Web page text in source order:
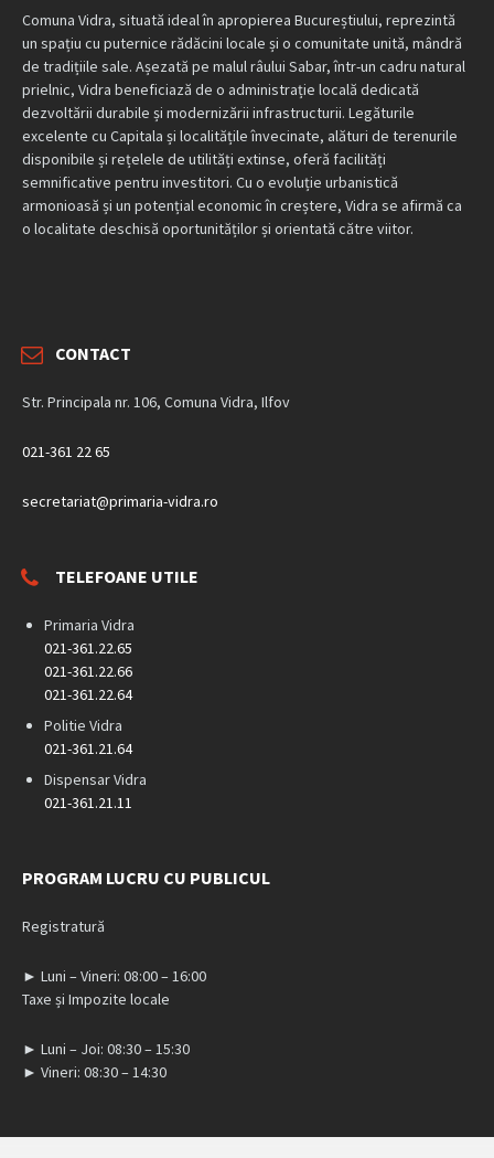
Comuna Vidra, situată ideal în apropierea Bucureștiului, reprezintă
un spațiu cu puternice rădăcini locale și o comunitate unită, mândră
de tradițiile sale. Așezată pe malul râului Sabar, într-un cadru natural
prielnic, Vidra beneficiază de o administrație locală dedicată
dezvoltării durabile și modernizării infrastructurii. Legăturile
excelente cu Capitala și localitățile învecinate, alături de terenurile
disponibile și rețelele de utilități extinse, oferă facilități
semnificative pentru investitori. Cu o evoluție urbanistică
armonioasă și un potențial economic în creștere, Vidra se afirmă ca
o localitate deschisă oportunităților și orientată către viitor.
CONTACT
Str. Principala nr. 106, Comuna Vidra, Ilfov
021-361 22 65
secretariat@primaria-vidra.ro
TELEFOANE UTILE
Primaria Vidra
021-361.22.65
021-361.22.66
021-361.22.64
Politie Vidra
021-361.21.64
Dispensar Vidra
021-361.21.11
PROGRAM LUCRU CU PUBLICUL
Registratură
► Luni – Vineri: 08:00 – 16:00
Taxe și Impozite locale
► Luni – Joi: 08:30 – 15:30
► Vineri: 08:30 – 14:30